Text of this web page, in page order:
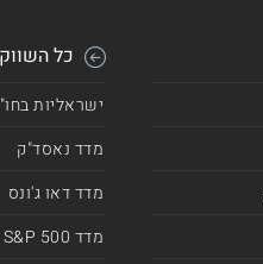
כל
ישראליות
מדד נאסד"ק
מדד דאו ג'ונס
מדד 500 S&P